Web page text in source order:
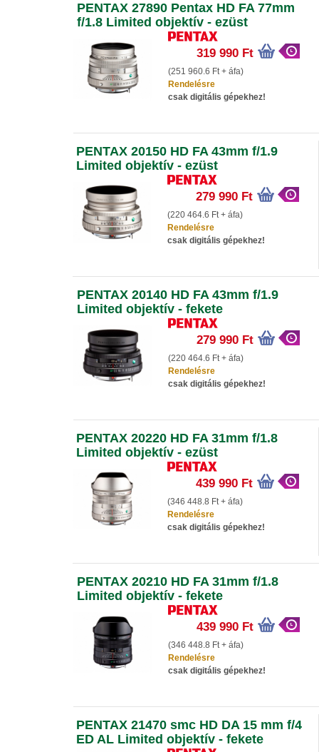
PENTAX 27890 Pentax HD FA 77mm
f/1.8 Limited objektív - ezüst
319 990 Ft
(251 960.6 Ft + áfa)
Rendelésre
csak digitális gépekhez!
PENTAX 20150 HD FA 43mm f/1.9
Limited objektív - ezüst
279 990 Ft
(220 464.6 Ft + áfa)
Rendelésre
csak digitális gépekhez!
PENTAX 20140 HD FA 43mm f/1.9
Limited objektív - fekete
279 990 Ft
(220 464.6 Ft + áfa)
Rendelésre
csak digitális gépekhez!
PENTAX 20220 HD FA 31mm f/1.8
Limited objektív - ezüst
439 990 Ft
(346 448.8 Ft + áfa)
Rendelésre
csak digitális gépekhez!
PENTAX 20210 HD FA 31mm f/1.8
Limited objektív - fekete
439 990 Ft
(346 448.8 Ft + áfa)
Rendelésre
csak digitális gépekhez!
PENTAX 21470 smc HD DA 15 mm f/4
ED AL Limited objektív - fekete